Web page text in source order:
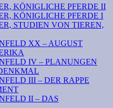
KÖNIGLICHE PFERDE II
KÖNIGLICHE PFERDE I
STUDIEN VON TIEREN,
XX – AUGUST
IV – PLANUNGEN
III – DER RAPPE
II – DAS